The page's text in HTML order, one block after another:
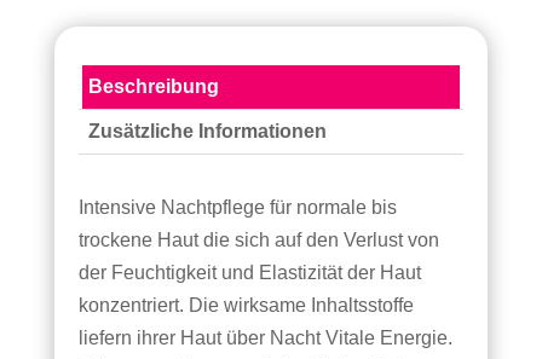
Beschreibung
Zusätzliche Informationen
Intensive Nachtpflege für normale bis
trockene Haut die sich auf den Verlust von
der Feuchtigkeit und Elastizität der Haut
konzentriert. Die wirksame Inhaltsstoffe
liefern ihrer Haut über Nacht Vitale Energie.